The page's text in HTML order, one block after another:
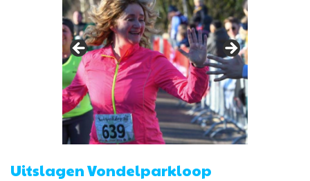
Uitslagen Vondelparkloop